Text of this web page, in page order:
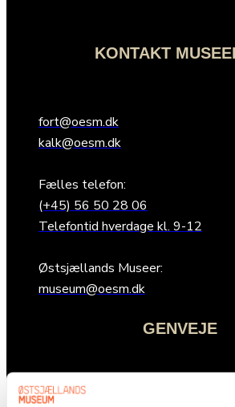
KONTAKT
fort@oesm.dk
kalk@oesm.dk
Fælles telefon:
(+45) 56 50 28 06
Telefontid hverdage kl. 9-12
Østsjællands Museer:
museum@oesm.dk
GENVEJE